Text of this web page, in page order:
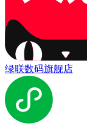
绿联数码旗舰店